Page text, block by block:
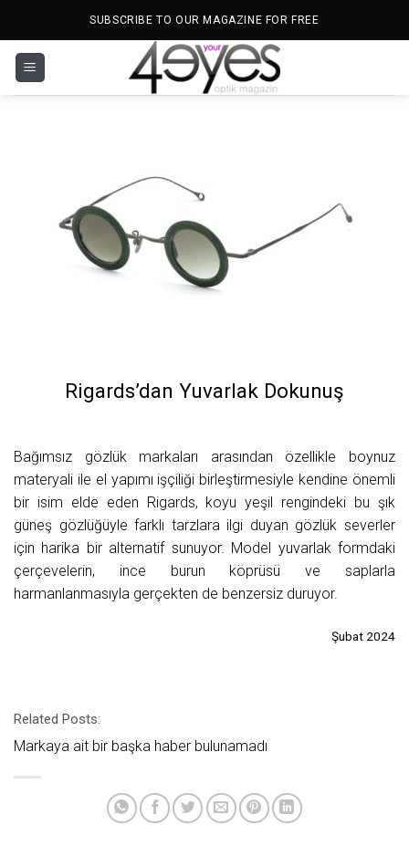
SUBSCRIBE TO OUR MAGAZINE FOR FREE
Rigards’dan Yuvarlak Dokunuş
Bağımsız gözlük markaları arasından özellikle boynuz
materyali ile el yapımı işçiliği birleştirmesiyle kendine önemli
bir isim elde eden Rigards, koyu yeşil rengindeki bu şık
güneş gözlüğüyle farklı tarzlara ilgi duyan gözlük severler
için harika bir alternatif sunuyor. Model yuvarlak formdaki
çerçevelerin, ince burun köprüsü ve saplarla
harmanlanmasıyla gerçekten de benzersiz duruyor.
Şubat 2024
Related Posts:
Markaya ait bir başka haber bulunamadı